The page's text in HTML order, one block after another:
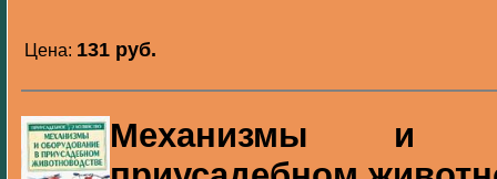
Цена: 131 pуб.
Механизмы и